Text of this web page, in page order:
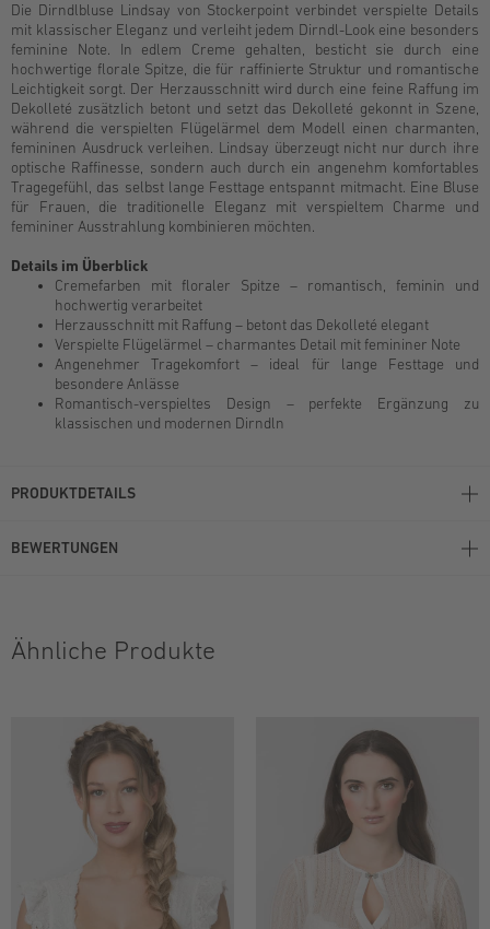
Die Dirndlbluse Lindsay von Stockerpoint verbindet verspielte Details
mit klassischer Eleganz und verleiht jedem Dirndl-Look eine besonders
feminine Note. In edlem Creme gehalten, besticht sie durch eine
hochwertige florale Spitze, die für raffinierte Struktur und romantische
Leichtigkeit sorgt. Der Herzausschnitt wird durch eine feine Raffung im
Dekolleté zusätzlich betont und setzt das Dekolleté gekonnt in Szene,
während die verspielten Flügelärmel dem Modell einen charmanten,
femininen Ausdruck verleihen. Lindsay überzeugt nicht nur durch ihre
optische Raffinesse, sondern auch durch ein angenehm komfortables
Tragegefühl, das selbst lange Festtage entspannt mitmacht. Eine Bluse
für Frauen, die traditionelle Eleganz mit verspieltem Charme und
femininer Ausstrahlung kombinieren möchten.
Details im Überblick
Cremefarben mit floraler Spitze – romantisch, feminin und
hochwertig verarbeitet
Herzausschnitt mit Raffung – betont das Dekolleté elegant
Verspielte Flügelärmel – charmantes Detail mit femininer Note
Angenehmer Tragekomfort – ideal für lange Festtage und
besondere Anlässe
Romantisch-verspieltes Design – perfekte Ergänzung zu
klassischen und modernen Dirndln
PRODUKTDETAILS
BEWERTUNGEN
Ähnliche Produkte